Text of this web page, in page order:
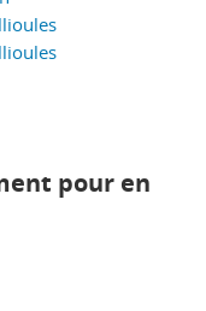
pour en